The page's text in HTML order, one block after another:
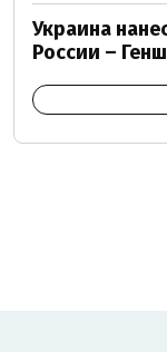
Украина
России –